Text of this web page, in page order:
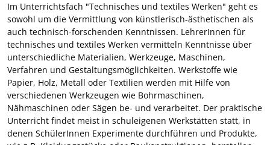
Im Unterrichtsfach "Technisches und textiles Werken" geht es
sowohl um die Vermittlung von künstlerisch-ästhetischen als
auch technisch-forschenden Kenntnissen. LehrerInnen für
technisches und textiles Werken vermitteln Kenntnisse über
unterschiedliche Materialien, Werkzeuge, Maschinen,
Verfahren und Gestaltungsmöglichkeiten. Werkstoffe wie
Papier, Holz, Metall oder Textilien werden mit Hilfe von
verschiedenen Werkzeugen wie Bohrmaschinen,
Nähmaschinen oder Sägen be- und verarbeitet. Der praktische
Unterricht findet meist in schuleigenen Werkstätten statt, in
denen SchülerInnen Experimente durchführen und Produkte,